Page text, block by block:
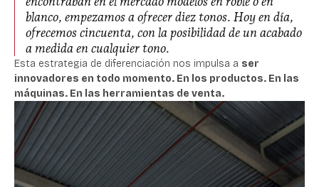
blanco, empezamos a ofrecer diez tonos. Hoy en día,
ofrecemos cincuenta, con la posibilidad de un acabado
a medida en cualquier tono.
Esta estrategia de diferenciación nos impulsa a ser
innovadores en todo momento. En los productos. En las
máquinas. En las herramientas de venta.